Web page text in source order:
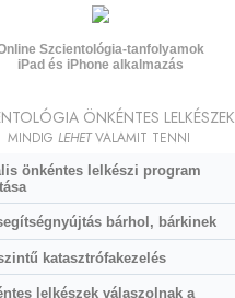
Szcientológia-tanfolyamok
iPad és iPhone alkalmazás
ÖNKÉNTES LELKÉSZEK
MINDIG LEHETVALAMIT TENNI
önkéntes lelkészi program
bárhol, bárkinek
katasztrófakezelés
lelkészek válaszolnak a